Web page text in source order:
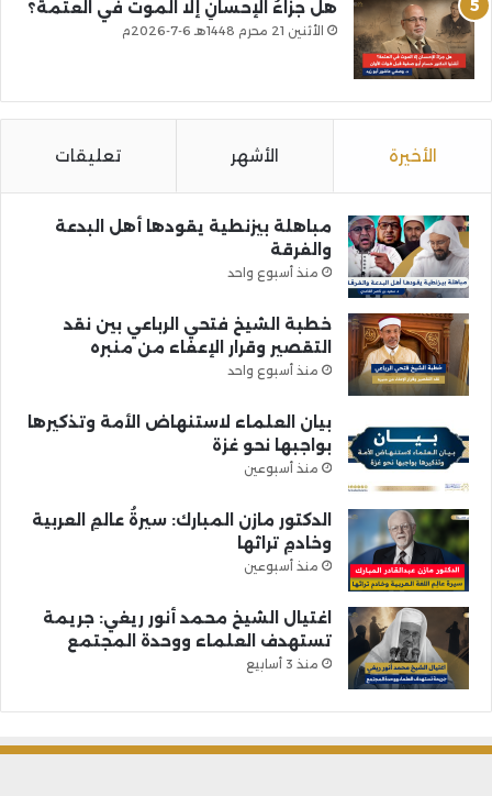
هل جزاءُ الإحسانِ إلا الموت في العتمة؟
الأثنين 21 محرم 1448هـ 6-7-2026م
الأخيرة الأشهر تعليقات
مباهلة بيزنطية يقودها أهل البدعة
والفرقة
منذ أسبوع واحد
خطبة الشيخ فتحي الرباعي بين نقد
التقصير وقرار الإعفاء من منبره
منذ أسبوع واحد
بيان العلماء لاستنهاض الأمة وتذكيرها
بواجبها نحو غزة
منذ أسبوعين
الدكتور مازن المبارك: سيرةُ عالمِ العربية
وخادمِ تراثها
منذ أسبوعين
اغتيال الشيخ محمد أنور ريغي: جريمة
تستهدف العلماء ووحدة المجتمع
منذ 3 أسابيع